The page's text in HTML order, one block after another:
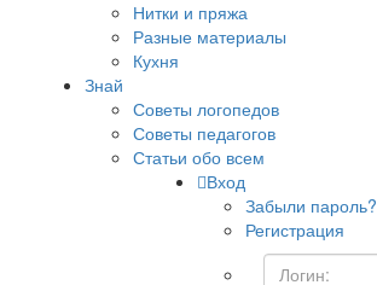
Нитки и пряжа
Разные материалы
Кухня
Знай
Советы логопедов
Советы педагогов
Статьи обо всем
Вход
Забыли пароль?
Регистрация